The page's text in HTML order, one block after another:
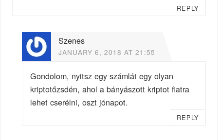
REPLY
Szenes
JANUARY 6, 2018 AT 21:55
Gondolom, nyitsz egy számlát egy olyan
kriptotőzsdén, ahol a bányászott kriptot fiatra
lehet cserélni, oszt jónapot.
REPLY